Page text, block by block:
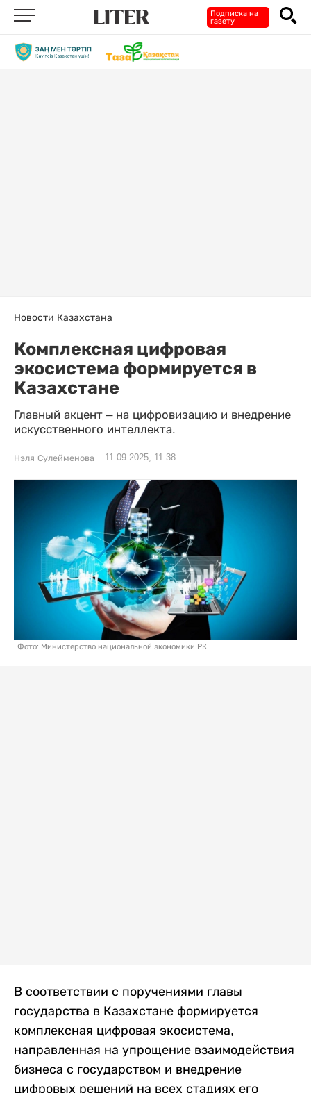
Подписка на
газету
Новости Казахстана
Комплексная цифровая
экосистема формируется в
Казахстане
Главный акцент – на цифровизацию и внедрение
искусственного интеллекта.
Нэля Сулейменова 11.09.2025, 11:38
Фото: Министерство национальной экономики РК
В соответствии с поручениями главы
государства в Казахстане формируется
комплексная цифровая экосистема,
направленная на упрощение взаимодействия
бизнеса с государством и внедрение
цифровых решений на всех стадиях его